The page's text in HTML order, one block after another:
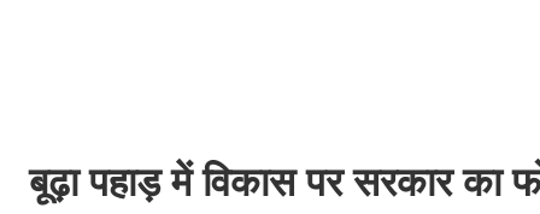
बूढ़ा पहाड़ में विकास पर सरकार का